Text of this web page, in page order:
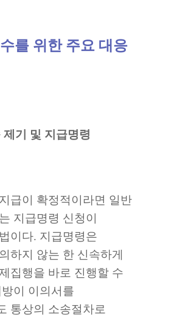
를 위한 주요 대응
제기 및 지급명령
급이 확정적이라면 일반
지급명령 신청이
이다. 지급명령은
하지 않는 한 신속하게
집행을 바로 진행할 수
이 이의서를
통상의 소송절차로